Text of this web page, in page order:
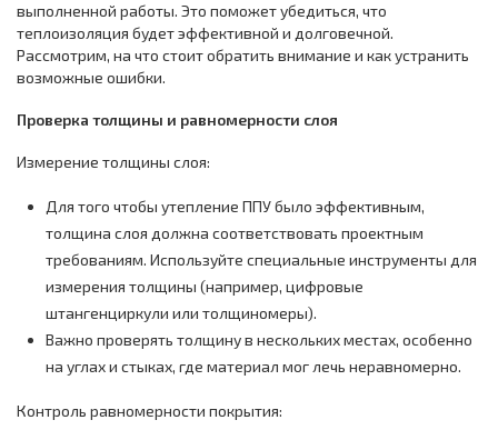
выполненной работы. Это поможет убедиться, что
теплоизоляция будет эффективной и долговечной.
Рассмотрим, на что стоит обратить внимание и как устранить
возможные ошибки.
Проверка толщины и равномерности слоя
Измерение толщины слоя:
Для того чтобы утепление ППУ было эффективным,
толщина слоя должна соответствовать проектным
требованиям. Используйте специальные инструменты для
измерения толщины (например, цифровые
штангенциркули или толщиномеры).
Важно проверять толщину в нескольких местах, особенно
на углах и стыках, где материал мог лечь неравномерно.
Контроль равномерности покрытия: